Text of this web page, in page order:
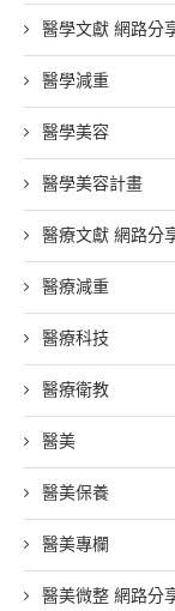
醫學文獻 網路分
醫學減重
醫學美容
醫學美容計畫
醫療文獻 網路分
醫療減重
醫療科技
醫療衛教
醫美
醫美保養
醫美專欄
醫美微整 網路分